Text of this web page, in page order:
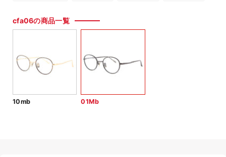
cfa06の商品一覧
10mb 01Mb